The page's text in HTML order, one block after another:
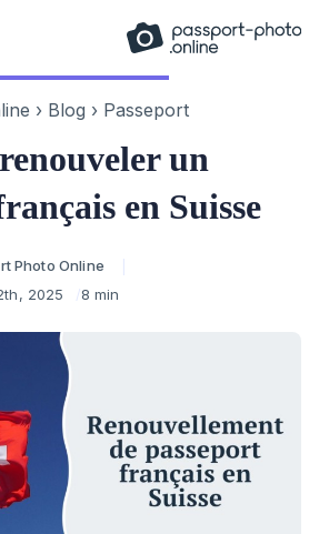
› Blog › Passeport
un
en Suisse
Photo Online
2025 8 min